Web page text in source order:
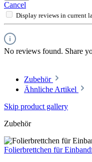
Cancel
Display reviews in current
No reviews found. Share
Zubehör
Ähnliche Artikel
Skip product gallery
Zubehör
Folierbrettchen für